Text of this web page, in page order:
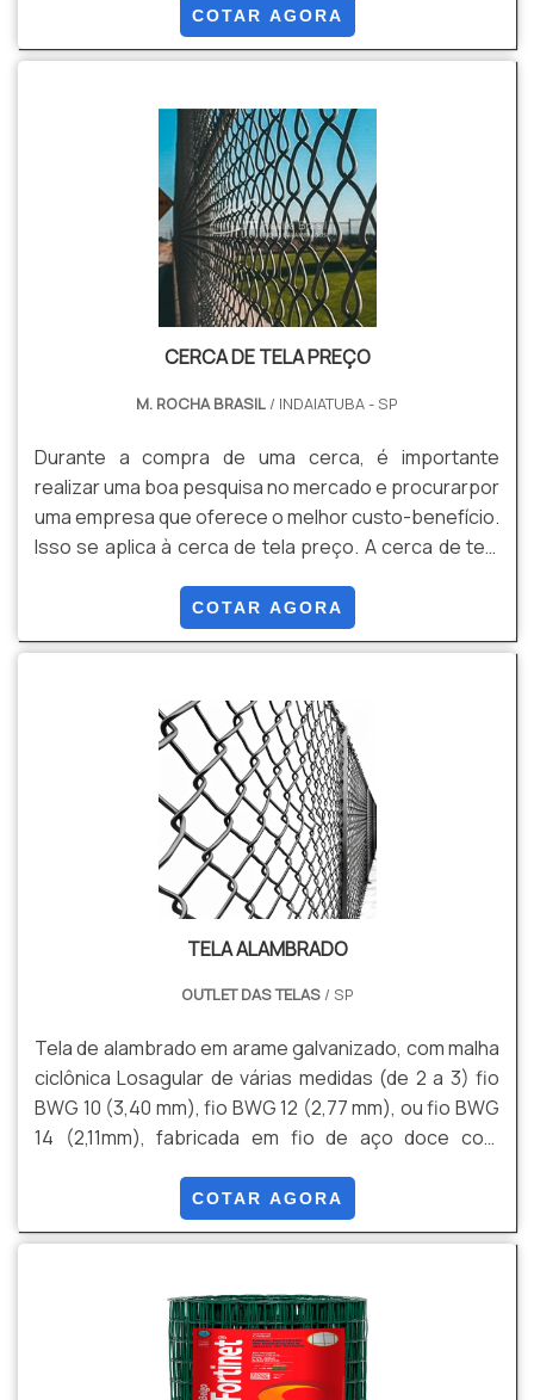
por isso procuram por opções de cercamentos.O
alambrado para sítio em Atibaia e Itatiba, nada mais é
de envolver o local destinado pelo cliente, para
oferecer maior tranquilidade e proteção contra:
Invasões; Assalto.
COTAR AGORA
CERCA DE TELA PREÇO
M. ROCHA BRASIL / INDAIATUBA - SP
Durante a compra de uma cerca, é importante
realizar uma boa pesquisa no mercado e procurarpor
uma empresa que oferece o melhor custo-benefício.
Isso se aplica à cerca de tela preço. A cerca de tela
principalmente se instalada da maneira correta e por
técnicos especializados neste tipo de serviço. A
seu nível de segurança, por exemplo.Outro fator
positivo é a sua adaptação a diferentes ambientes. A
COTAR AGORA
TELA ALAMBRADO
OUTLET DAS TELAS/ SP
Tela de alambrado em arame galvanizado, com malha
ciclônica Losagular de várias medidas (de 2 a 3) fio
BWG 10 (3,40 mm), fio BWG 12 (2,77 mm), ou fio BWG
14 (2,11mm), fabricada em fio de aço doce com
acordo com a NBR 5589, galvanizado por imersão em
banho de zinco antes de tecer a malha, com uma
COTAR AGORA